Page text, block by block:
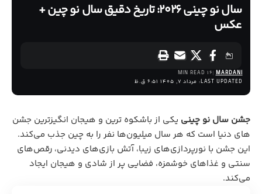
سال نو چینی 2026: تاریخ دقیق سال نو چین +
عکس
LAST UPDATED: مرداد 7, 1405 6:51 ق.ظ
MARDANI
16 MIN READ
جشن سال نو چینی یکی از باشکوه‌ ترین و هیجان‌ انگیزترین جشن‌
های دنیا است که هر سال میلیون‌‌ها نفر را به چین جذب می‌کند.
این جشن با نورپردازی‌های زیبا، آتش بازی‌های دیدنی، رقص‌های
سنتی و غذاهای خوشمزه، فضایی پر از شادی و هیجان ایجاد
می‌کند.